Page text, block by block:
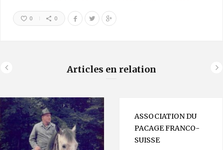
0 0
Articles en relation
ASSOCIATION DU
PACAGE FRANCO-
SUISSE